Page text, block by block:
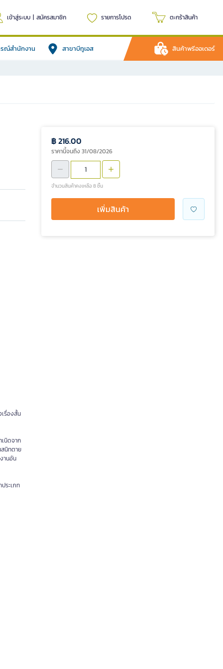
เข้าสู่ระบบ | สมัครสมาชิก รายการโปรด ตะกร้าสินค้า
รณ์สำนักงาน สาขาบีทูเอส สินค้าพรีออเดอร์
รื่องสั้น
นิดจาก
นิทตาย
านอัน
ระเภท
฿ 216.00
ราคานี้จนถึง 31/08/2026
จำนวนสินค้าคงเหลือ 8 ชิ้น
เพิ่มสินค้า